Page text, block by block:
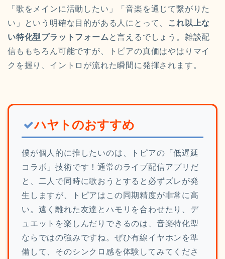
「歌をメインに活動したい」「音楽を通じて繋がりた
い」という明確な目的がある人にとって、
これ以上な
い特化型プラットフォーム と言えるでしょう。雑談配
信ももちろん可能ですが、トピアの真価はやはりマイ
クを握り、イントロが流れた瞬間に発揮されます。
ハヤトのおすすめ
僕が個人的に推したいのは、トピアの「低遅延
コラボ」技術です！通常のライブ配信アプリだ
と、二人で同時に歌おうとすると必ずズレが発
生しますが、トピアはこの同期精度が非常に高
い。遠く離れた友達とハモリを合わせたり、デ
ュエットを楽しんだりできるのは、音楽特化型
ならではの強みですね。ぜひ有線イヤホンを準
備して、そのシンクロ感を体験してみてくださ